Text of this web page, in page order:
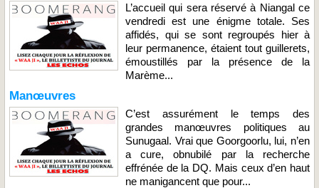
L’accueil qui sera réservé à Niangal ce
vendredi est une énigme totale. Ses
affidés, qui se sont regroupés hier à
leur permanence, étaient tout guillerets,
émoustillés par la présence de la
Marème...
Manœuvres
C’est assurément le temps des
grandes manœuvres politiques au
Sunugaal. Vrai que Goorgoorlu, lui, n’en
a cure, obnubilé par la recherche
effrénée de la DQ. Mais ceux d’en haut
ne manigancent que pour...